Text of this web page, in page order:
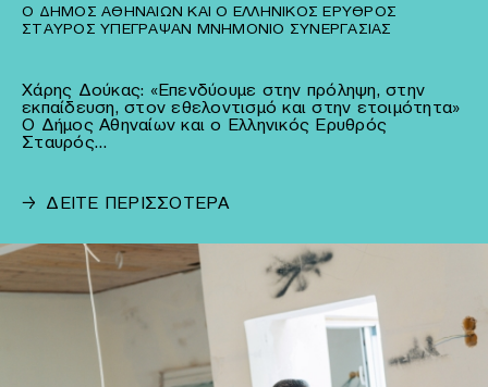
Ο ΔΉΜΟΣ ΑΘΗΝΑΊΩΝ ΚΑΙ Ο ΕΛΛΗΝΙΚΌΣ ΕΡΥΘΡΌΣ
ΣΤΑΥΡΌΣ ΥΠΈΓΡΑΨΑΝ ΜΝΗΜΌΝΙΟ ΣΥΝΕΡΓΑΣΊΑΣ
Χάρης Δούκας: «Επενδύουμε στην πρόληψη, στην
εκπαίδευση, στον εθελοντισμό και στην ετοιμότητα»
Ο Δήμος Αθηναίων και ο Ελληνικός Ερυθρός
Σταυρός…
→ ΔΕΙΤΕ ΠΕΡΙΣΣΟΤΕΡΑ